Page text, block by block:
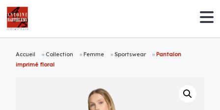
Accueil » Collection »Femme »Sportswear » Pantalon
imprimé floral